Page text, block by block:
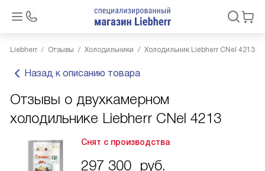
Liebherr Отзывы Холодильники Холодильник Liebherr CNel 4213
Назад к описанию товара
Отзывы о двухкамерном
холодильнике Liebherr CNel 4213
Снят с производства
297 300 руб.